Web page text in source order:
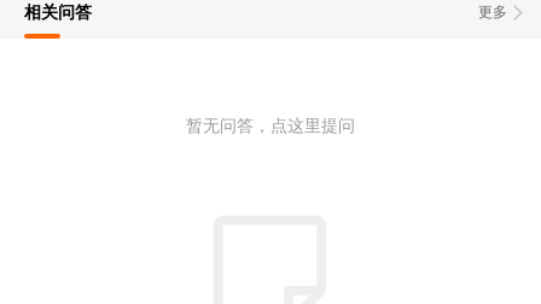
更多
相关问答
暂无问答，点这里提问